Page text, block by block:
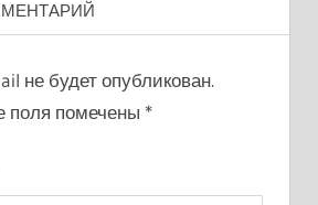
не будет опубликован.
поля помечены *